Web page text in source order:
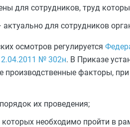
для сотрудников, труд
для сотрудников
осмотров регулируется
№ 302н. В Приказе
факторы,
их проведения;
которых необходимо пройти в